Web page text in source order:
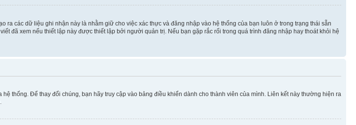
các dữ liệu ghi nhận này là nhằm giữ cho việc xác thực và đăng nhập vào hệ thống của bạn luôn ở trong trạng thái sẵn
đã xem nếu thiết lập này được thiết lập bởi người quản trị. Nếu bạn gặp rắc rối trong quá trình đăng nhập hay thoát khỏi hệ
thống. Để thay đổi chúng, bạn hãy truy cập vào bảng điều khiển dành cho thành viên của mình. Liên kết này thường hiện ra